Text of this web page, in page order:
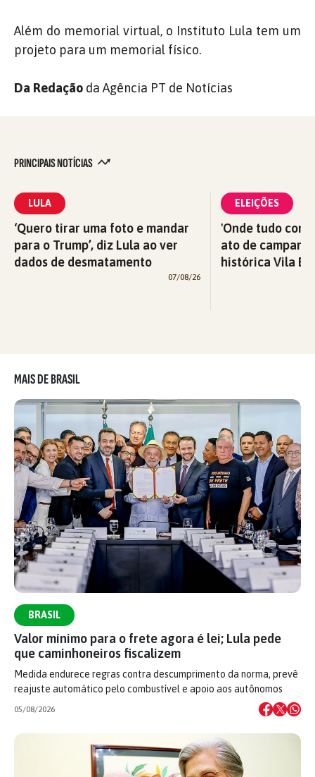
Além do memorial virtual, o Instituto Lula tem um
projeto para um memorial físico.
Da Redação da Agência PT de Notícias
PRINCIPAIS NOTÍCIAS
LULA
‘Quero tirar uma foto e mandar
para o Trump’, diz Lula ao ver
dados de desmatamento
07/08/26
ELEIÇÕES
'Onde tudo
ato de
histórica Vila
MAIS DE BRASIL
BRASIL
Valor mínimo para o frete agora é lei; Lula pede
que caminhoneiros fiscalizem
Medida endurece regras contra descumprimento da norma, prevê
reajuste automático pelo combustível e apoio aos autônomos
05/08/2026